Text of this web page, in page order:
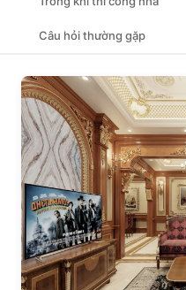
Câu hỏi thường gặp